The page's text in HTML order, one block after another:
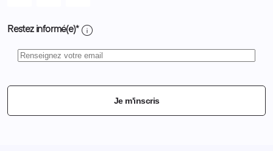
Restez informé(e)* info
Je m'inscris